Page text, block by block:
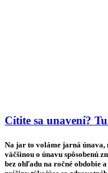
Cítite sa unavení?
Na jar to voláme jarná únava,
väčšinou o únavu spôsobenú
bez ohľadu na ročné obdobie